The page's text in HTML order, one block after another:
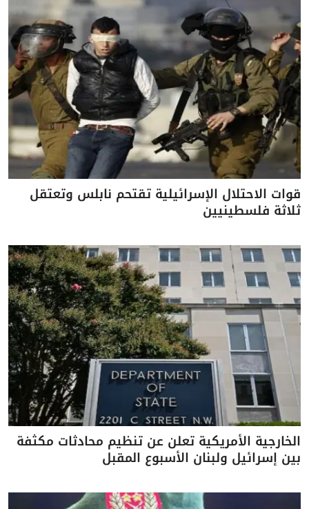
قوات الاحتلال الإسرائيلية تقتحم نابلس وتعتقل
ثلاثة فلسطينيين
الخارجية الأمريكية تعلن عن تنظيم محادثات مكثفة
بين إسرائيل ولبنان الأسبوع المقبل